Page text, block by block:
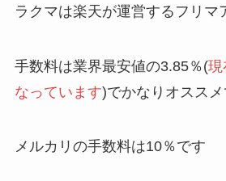
ラクマは楽天が運営するフリマ
手数料は業界最安値の3.85％(現
なっています)でかなりオスス
メルカリの手数料は10％です